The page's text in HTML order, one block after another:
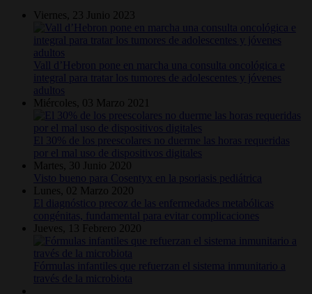
Viernes, 23 Junio 2023
Vall d’Hebron pone en marcha una consulta oncológica e
integral para tratar los tumores de adolescentes y jóvenes
adultos
Miércoles, 03 Marzo 2021
El 30% de los preescolares no duerme las horas requeridas
por el mal uso de dispositivos digitales
Martes, 30 Junio 2020
Visto bueno para Cosentyx en la psoriasis pediátrica
Lunes, 02 Marzo 2020
El diagnóstico precoz de las enfermedades metabólicas
congénitas, fundamental para evitar complicaciones
Jueves, 13 Febrero 2020
Fórmulas infantiles que refuerzan el sistema inmunitario a
través de la microbiota